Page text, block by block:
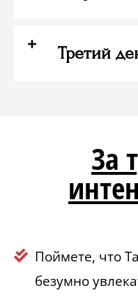
Третий
За
Поймете, что
безумно